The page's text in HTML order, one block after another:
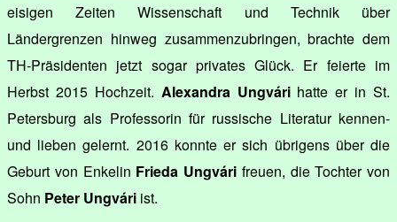
eisigen Zeiten Wissenschaft und Technik über
Ländergrenzen hinweg zusammenzubringen, brachte dem
TH-Präsidenten jetzt sogar privates Glück. Er feierte im
Herbst 2015 Hochzeit. Alexandra Ungvárihatte er in St.
Petersburg als Professorin für russische Literatur kennen-
und lieben gelernt. 2016 konnte er sich übrigens über die
Geburt von Enkelin Frieda Ungvári freuen, die Tochter von
Sohn Peter Ungvári ist.